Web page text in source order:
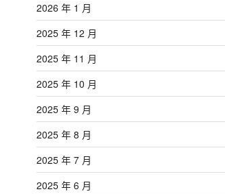
2026 年 1 月
2025 年 12 月
2025 年 11 月
2025 年 10 月
2025 年 9 月
2025 年 8 月
2025 年 7 月
2025 年 6 月